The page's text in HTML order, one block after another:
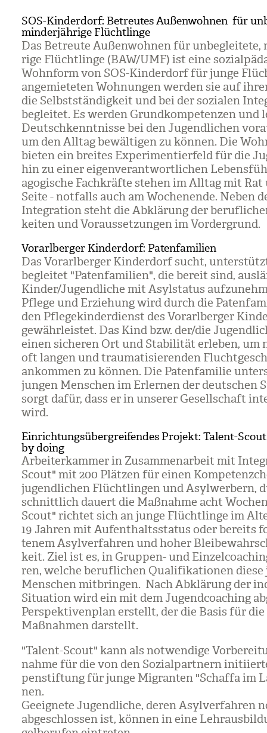
SOS-Kinderdorf: Betreutes Außenwohnen für
minderjährige Flüchtlinge
Das Betreute Außen­woh­nen für
rige Flücht­linge (BAW/​UMF) ist eine
Wohn­form von SOS-Kin­der­dorf für junge
ange­mie­te­ten Woh­nun­gen wer­den sie auf
die Selbst­stän­dig­keit und bei der sozia­len
beglei­tet. Es wer­den Grund­kom­pe­ten­zen und
Deutsch­kennt­nisse bei den Jugend­li­chen
um den All­tag bewäl­ti­gen zu kön­nen. Die
bie­ten ein brei­tes Expe­ri­men­tier­feld für die
hin zu einer eigen­ver­ant­wort­li­chen
ago­gi­sche Fach­kräfte ste­hen im All­tag mit Rat
Seite - not­falls auch am Wochen­ende. Neben
Inte­gra­tion steht die Abklä­rung der
kei­ten und Vor­aus­set­zun­gen im Vor­der­grund.
Vorarlberger Kinderdorf: Patenfamilien
Das Vor­arl­ber­ger Kin­der­dorf sucht,
beglei­tet "Paten­fa­mi­lien", die bereit sind,
Kin­der/​Jugend­li­che mit Asyl­sta­tus
Pflege und Erzie­hung wird durch die
den Pfle­ge­kin­der­dienst des Vor­arl­ber­ger
gewähr­leis­tet. Das Kind bzw. der/​die
einen siche­ren Ort und Sta­bi­li­tät erle­ben, um
oft lan­gen und trau­ma­ti­sie­ren­den
ankom­men zu kön­nen. Die Paten­fa­mi­lie
jun­gen Men­schen im Erler­nen der deut­schen
sorgt dafür, dass er in unse­rer Gesell­schaft
wird.
Einrichtungsübergreifendes Projekt: Talent-
by doing
Arbei­ter­kam­mer in Zusam­men­ar­beit mit
Scout" mit 200 Plät­zen für einen
jugend­li­chen Flücht­lin­gen und Asyl­wer­bern,
schnitt­lich dau­ert die Maß­nahme acht
Scout" rich­tet sich an junge Flücht­linge im
19 Jah­ren mit Auf­ent­halts­sta­tus oder bereits
te­nem Asyl­ver­fah­ren und hoher
keit. Ziel ist es, in Grup­pen- und
ren, wel­che beruf­li­chen Qua­li­fi­ka­tio­nen diese
Men­schen mit­brin­gen. Nach Abklä­rung der
Situa­tion wird ein mit dem Jugend­coa­ching
Per­spek­ti­ven­plan erstellt, der die Basis für
Maß­nah­men dar­stellt.
"Talent-Scout" kann als not­wen­dige
nahme für die von den Sozi­al­part­nern
pen­stif­tung für junge Migran­ten "Schaffa im
nen.
Geeig­nete Jugend­li­che, deren Asyl­ver­fah­ren
abge­schlos­sen ist, kön­nen in eine